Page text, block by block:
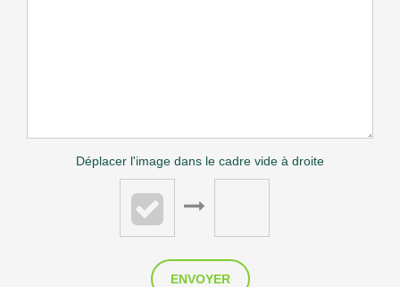
Déplacer l'image dans le cadre vide à droite
ENVOYER